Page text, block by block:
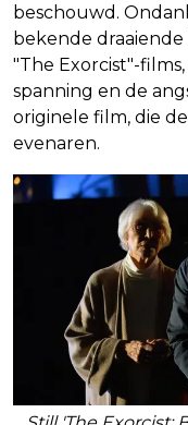
beschouwd.
bekende
"The Exorcist"-
spanning en de
originele film, die
evenaren.